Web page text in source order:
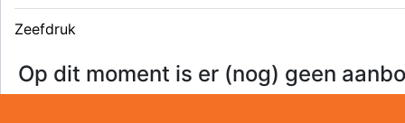
Zeefdruk
Op dit moment is er (nog) geen